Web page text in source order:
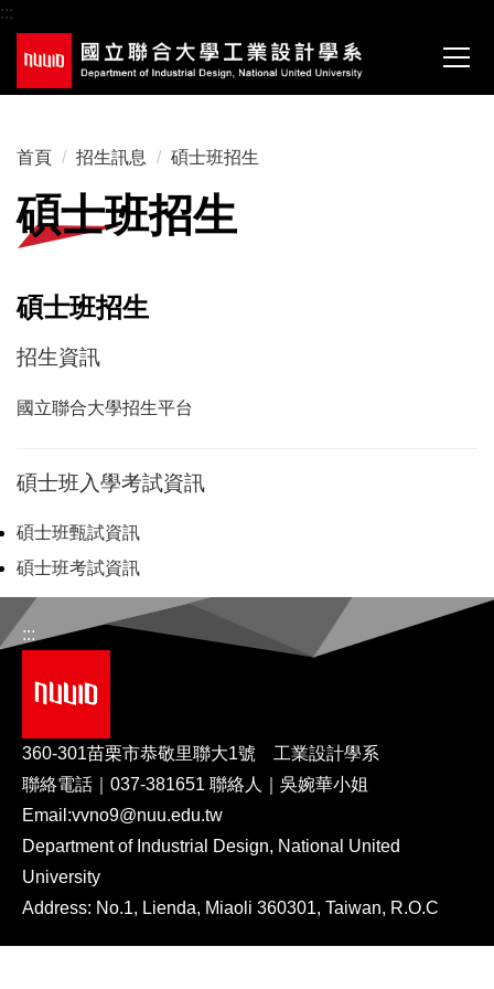
跳
主
要
容
:::
首頁 招生訊息 碩士班招生
碩士班招生
碩士班招生
招生資訊
國立聯合大學招生平台
碩士班入學考試資訊
碩士班甄試資訊
碩士班考試資訊
:::
360-301苗栗市恭敬里聯大1號 工業設計學系
聯絡電話｜037-381651 聯絡人｜吳婉華小姐
Email:vvno9@nuu.edu.tw
Department of Industrial Design, National United
University
Address: No.1, Lienda, Miaoli 360301, Taiwan, R.O.C